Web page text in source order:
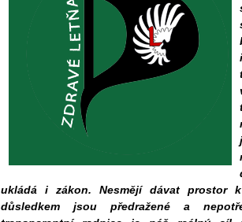
ukládá i zákon. Nesmějí dávat prostor
důsledkem jsou předražené a